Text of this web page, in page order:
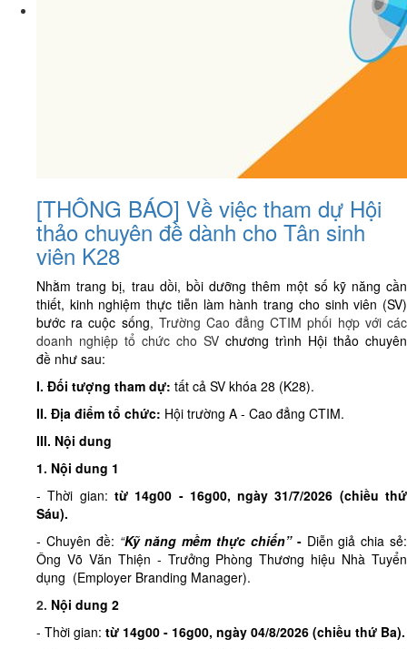
[THÔNG BÁO] Về việc tham dự Hội
thảo chuyên đề dành cho Tân sinh
viên K28
Nhằm trang bị, trau dồi, bồi dưỡng thêm một số kỹ năng cần
thiết, kinh nghiệm thực tiễn làm hành trang cho sinh viên (SV)
bước ra cuộc sống, Trường Cao đẳng CTIM phối hợp với các
doanh nghiệp tổ chức cho SV chương trình Hội thảo chuyên
đề như sau:
I. Đối tượng tham dự: tất cả SV khóa 28 (K28).
II. Địa điểm tổ chức: Hội trường A - Cao đẳng CTIM.
III. Nội dung
1. Nội dung 1
- Thời gian: từ 14g00 - 16g00, ngày 31/7/2026 (chiềuthứ
Sáu).
- Chuyên đề: “Kỹ năng mềm thực chiến” - Diễn giả chia sẻ:
Ông Võ Văn Thiện - Trưởng Phòng Thương hiệu Nhà Tuyển
dụng (Employer Branding Manager).
2. Nội dung 2
- Thời gian: từ 14g00 - 16g00, ngày 04/8/2026 (chiều thứ Ba).